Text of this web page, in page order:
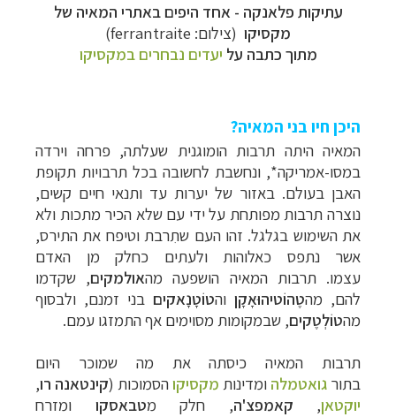
עתיקות פלאנקה - אחד היפים באתרי המאיה של
מקסיקו (צילום: ferrantraite)
מתוך כתבה על יעדים נבחרים במקסיקו
היכן חיו בני המאיה?
המאיה היתה תרבות הומוגנית שעלתה, פרחה וירדה
במסו-אמריקה*, ונחשבת לחשובה בכל תרבויות תקופת
האבן בעולם. באזור של יערות עד ותנאי חיים קשים,
נוצרה תרבות מפותחת על ידי עם שלא הכיר מתכות ולא
את השימוש בגלגל. זהו העם שתִרבתוטיפח את התירס,
אשר נתפס כאלוהות ולעתים כחלק מן האדם
עצמו. תרבות המאיה הושפעה מהאולמקים, שקדמו
להם, מהטֶהוֹטיהוּאָקָן והטוֹטָנָאקים בני זמנם, ולבסוף
מהטוֹלְטֶקים, שבמקומות מסוימים אף התמזגו עמם.
תרבות המאיה כיסתה את מה שמוכר היום
בתור גואטמלה ומדינות מקסיקוהסמוכות (קינטאנה רו,
יוקטאן, קאמפצ'ה, חלק מטבאסקו ומזרח